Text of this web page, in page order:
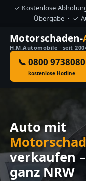
✓ Kostenlose
Übergabe · ✓
Motorschaden-
H.M.Automobile · seit
📞 0800 9738080
kostenlose Hotline
Auto mit
verkaufen
ganz NRW